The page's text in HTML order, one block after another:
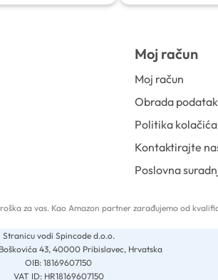
Moj račun
Moj račun
Obrada
Politika kolačića
Kontaktirajte
Poslovna
za vas. Kao Amazon partner zarađujemo od
Stranicu vodi Spincode d.o.o.
43, 40000 Pribislavec, Hrvatska
OIB: 18169607150
VAT ID: HR18169607150